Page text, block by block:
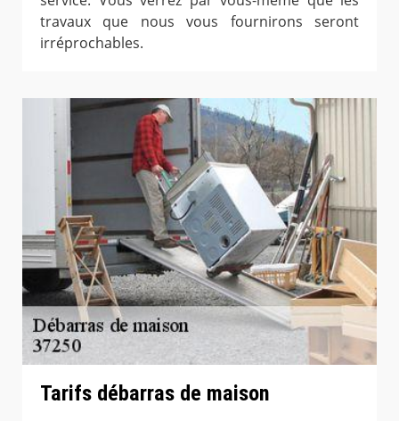
travaux que nous vous fournirons seront
irréprochables.
Tarifs débarras de maison